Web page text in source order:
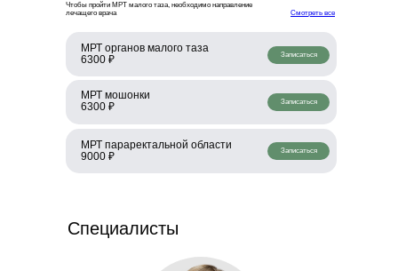
Смотреть все
Специалисты
Чтобы пройти МРТ малого таза, необходимо направление
лечащего врача
МРТ органов малого таза
6300 ₽
Записаться
МРТ мошонки
6300 ₽
Записаться
МРТ параректальной области
9000 ₽
Записаться